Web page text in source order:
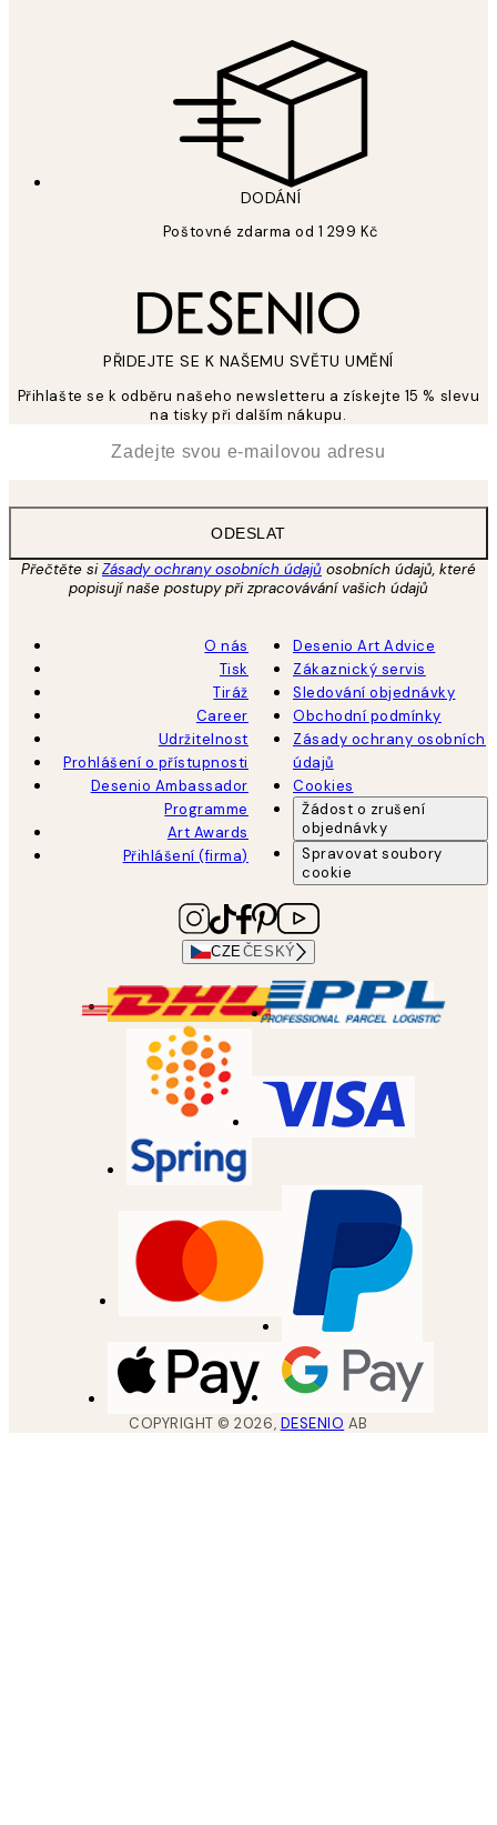
DODÁNÍ
Poštovné zdarma od 1 299 Kč
PŘIDEJTE SE K NAŠEMU SVĚTU UMĚNÍ
Přihlašte se k odběru našeho newsletteru a získejte 15 % slevu
na tisky při dalším nákupu.
ODESLAT
Přečtěte siZásady ochrany osobních údajů osobních údajů, které
popisují naše postupy při zpracovávání vašich údajů
O nás
Tisk
Tiráž
Career
Udržitelnost
Prohlášení o přístupnosti
Desenio Ambassador
Programme
Art Awards
Přihlášení (firma)
Desenio Art Advice
Zákaznický servis
Sledování objednávky
Obchodní podmínky
Zásady ochrany osobních
údajů
Cookies
Žádost o zrušení
objednávky
Spravovat soubory
cookie
CZEČESKÝ
COPYRIGHT ©2026, DESENIO AB